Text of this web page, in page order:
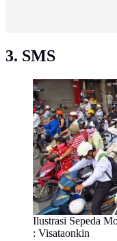
3. SMS
Ilustrasi Sepeda
: Visataonkin